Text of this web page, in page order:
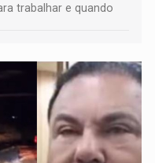
trabalhar e quando